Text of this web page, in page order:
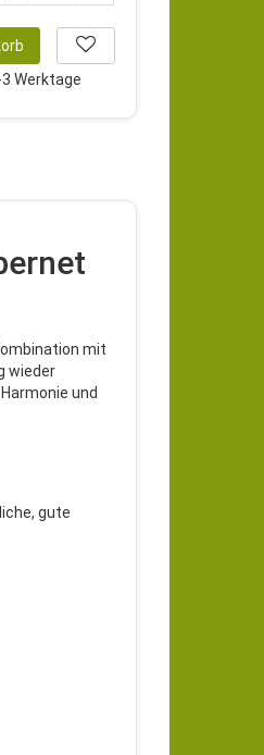
Werktage
mit
wieder
und
gute